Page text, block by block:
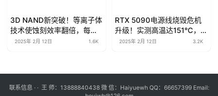
3D NAND新突破！等离子体
技术使蚀刻效率翻倍，每分
钟完成640纳米！
2025年 2月 12日 1.6K
RTX 5090电源线烧毁危机
升级！实测高温达151℃，安
全隐患不容忽视
2025年 2月 12日 3.2K
联系信息 · · 王 师：13888840438 微 信：Haiyuewh QQ：66657399 Email: